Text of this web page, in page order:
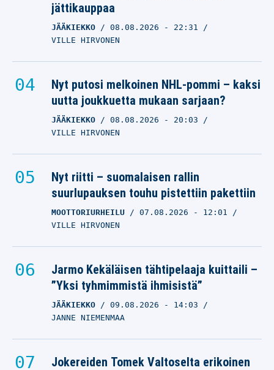
jättikauppaa
JÄÄKIEKKO 08.08.2026 - 22:31
VILLE HIRVONEN
Nyt putosi melkoinen NHL-pommi – kaksi
uutta joukkuetta mukaan sarjaan?
JÄÄKIEKKO 08.08.2026 - 20:03
VILLE HIRVONEN
Nyt riitti – suomalaisen rallin
suurlupauksen touhu pistettiin pakettiin
MOOTTORIURHEILU 07.08.2026 - 12:01
VILLE HIRVONEN
Jarmo Kekäläisen tähtipelaaja kuittaili –
”Yksi tyhmimmistä ihmisistä”
JÄÄKIEKKO 09.08.2026 - 14:03
JANNE NIEMENMAA
Jokereiden Tomek Valtoselta erikoinen